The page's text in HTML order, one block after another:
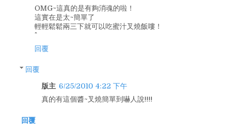
OMG~這真的是有夠消魂的啦！
這實在是太~簡單了
輕輕鬆鬆兩三下就可以吃蜜汁叉燒飯嘍！
回覆
回覆
版主 6/25/2010 4:22 下午
真的有這個醬~叉燒簡單到嚇人說!!!!
回覆